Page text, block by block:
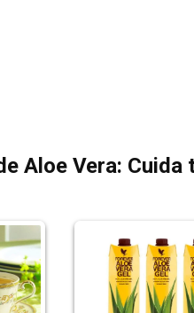
Aloe Vera: